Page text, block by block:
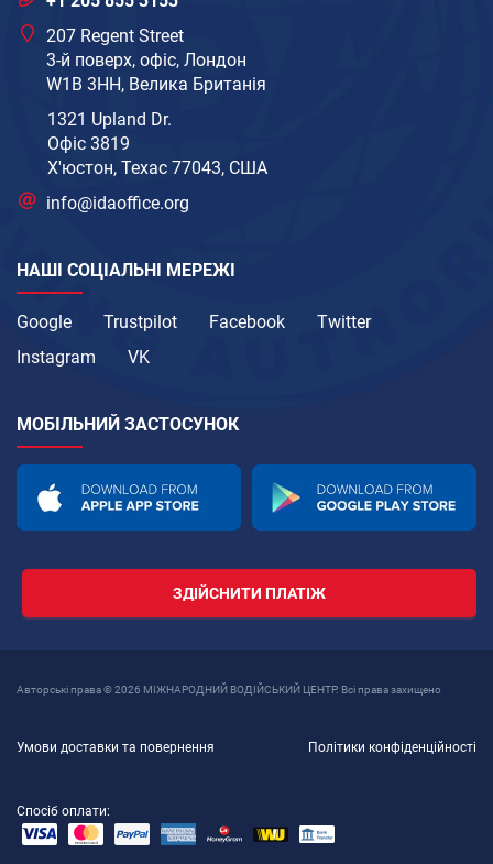
207 Regent Street
3-й поверх, офіс, Лондон
W1B 3HH, Велика Британія
1321 Upland Dr.
Офіс 3819
Х'юстон, Техас 77043, США
info@idaoffice.org
НАШІ СОЦІАЛЬНІ МЕРЕЖІ
Google Trustpilot Facebook
Twitter
Instagram
VK
МОБІЛЬНИЙ ЗАСТОСУНОК
ЗДІЙСНИТИ ПЛАТІЖ
Авторські права © 2026 МІЖНАРОДНИЙ ВОДІЙСЬКИЙ ЦЕНТР. Всі права захищено
Умови доставки та повернення Політики конфіденційності
Спосіб оплати: